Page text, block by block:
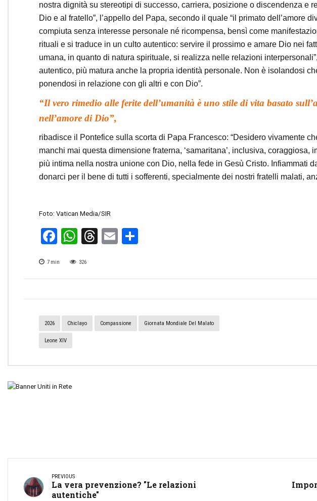
nostra dignità su stereotipi di successo, carriera, posizione o discendenza e
Dio e al fratello”, l’appello del Papa, secondo il quale “il primato dell’amore
compiuta senza interesse personale né ricompensa, bensì come
rituali e si traduce in un culto autentico: servire il prossimo e amare Dio nei
umana, in quanto di natura spirituale, si realizza nelle relazioni
autentico, più matura anche la propria identità personale. Non è isolandosi
ponendosi in relazione con gli altri e con Dio”.
“Il vero rimedio alle ferite dell’umanità è uno stile di vita basato
nell’amore di Dio”,
ribadisce il Pontefice sulla scorta di Papa Francesco: “Desidero vivamente
manchi mai questa dimensione fraterna, ‘samaritana’, inclusiva,
più intima nella nostra unione con Dio, nella fede in Gesù Cristo. Infiammati
donarci per il bene di tutti i sofferenti, specialmente dei nostri fratelli malati,
Foto: Vatican Media/SIR
Facebook
WhatsApp
Threads
Email
7 min 326
2026 Chiclayo Compassione Giornata Mondiale Del Malato
Leone XIV
PREVIOUS
La vera prevenzione? "Le relazioni
autentiche"